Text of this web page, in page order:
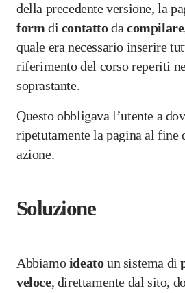
della precedente versione, la
form di contattodacompilare
quale era necessario inserire
riferimento del corso reperiti
soprastante.
Questo obbligava l’utente a
ripetutamente la pagina al fine
azione.
Soluzione
Abbiamoideatoun sistema di
veloce, direttamente dal sito,